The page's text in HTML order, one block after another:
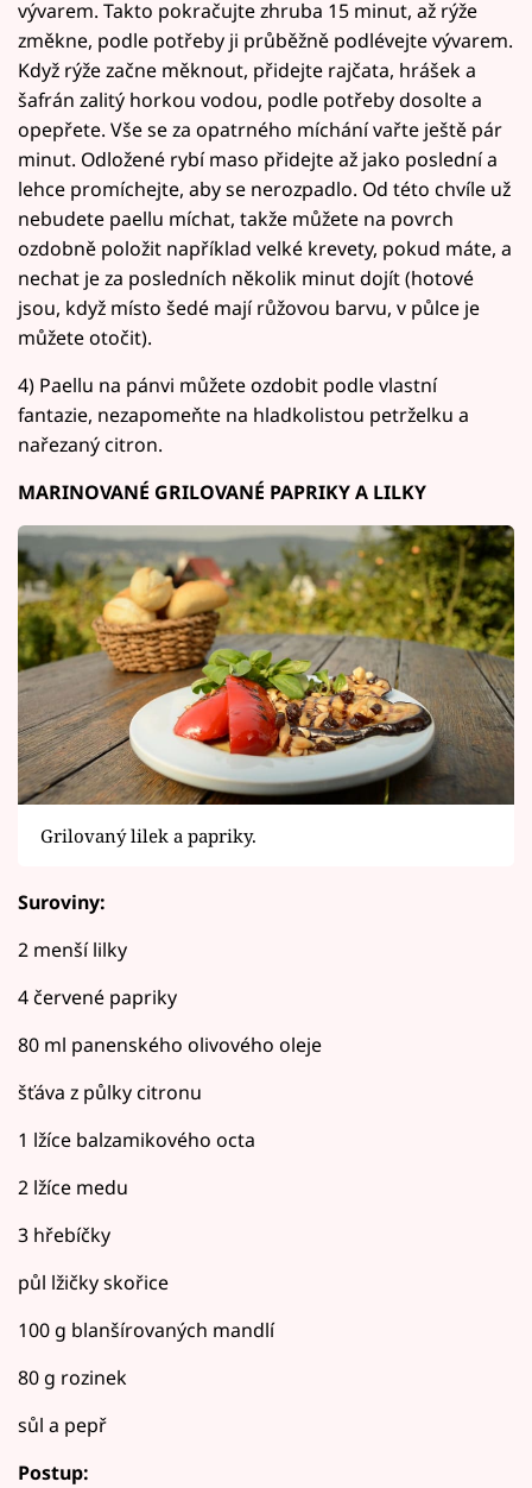
vývarem. Takto pokračujte zhruba 15 minut, až rýže
změkne, podle potřeby ji průběžně podlévejte vývarem.
Když rýže začne měknout, přidejte rajčata, hrášek a
šafrán zalitý horkou vodou, podle potřeby dosolte a
opepřete. Vše se za opatrného míchání vařte ještě pár
minut. Odložené rybí maso přidejte až jako poslední a
lehce promíchejte, aby se nerozpadlo. Od této chvíle už
nebudete paellu míchat, takže můžete na povrch
ozdobně položit například velké krevety, pokud máte, a
nechat je za posledních několik minut dojít (hotové
jsou, když místo šedé mají růžovou barvu, v půlce je
můžete otočit).
4) Paellu na pánvi můžete ozdobit podle vlastní
fantazie, nezapomeňte na hladkolistou petrželku a
nařezaný citron.
MARINOVANÉ GRILOVANÉ PAPRIKY A LILKY
Grilovaný lilek a papriky.
Suroviny:
2 menší lilky
4 červené papriky
80 ml panenského olivového oleje
šťáva z půlky citronu
1 lžíce balzamikového octa
2 lžíce medu
3 hřebíčky
půl lžičky skořice
100 g blanšírovaných mandlí
80 g rozinek
sůl a pepř
Postup: